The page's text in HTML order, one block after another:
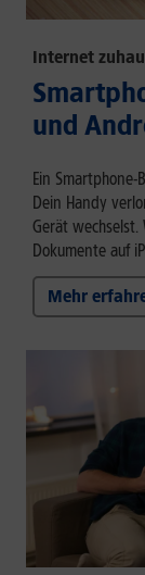
Internet
und
Ein
Dein Handy
Gerät
Dokumente auf
Mehr